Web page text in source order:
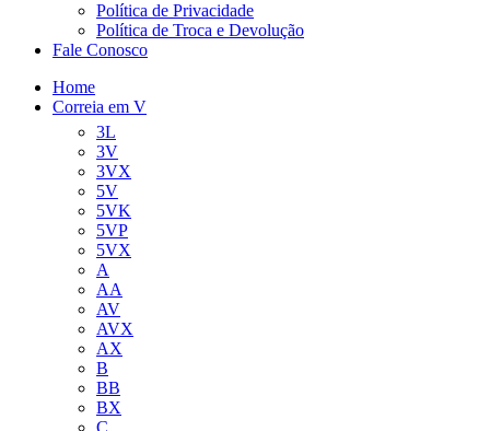
Política de Privacidade
Política de Troca e Devolução
Fale Conosco
Home
Correia em V
3L
3V
3VX
5V
5VK
5VP
5VX
A
AA
AV
AVX
AX
B
BB
BX
C